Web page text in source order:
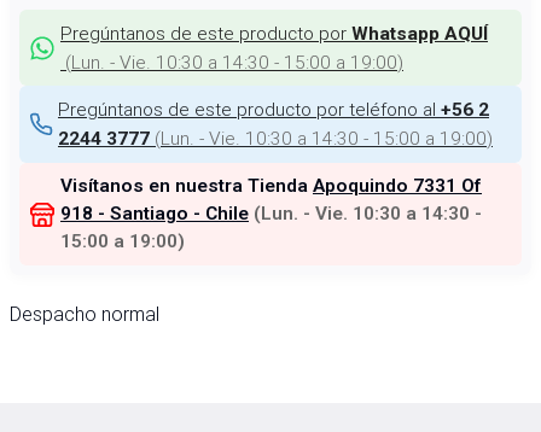
Pregúntanos de este producto por Whatsapp AQUÍ
(Lun. - Vie. 10:30 a 14:30 - 15:00 a 19:00)
Pregúntanos de este producto por teléfono al +56 2
2244 3777 (Lun. - Vie. 10:30 a 14:30 - 15:00 a 19:00)
Visítanos en nuestra Tienda Apoquindo 7331 Of
918 - Santiago - Chile (Lun. - Vie. 10:30 a 14:30 -
15:00 a 19:00)
Despacho normal